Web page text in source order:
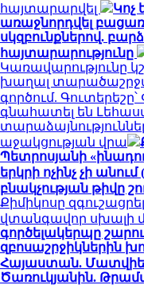
հայտարարվել
Կոչ
առաջնորդվել
սկզբունքներով.
հայտարարությունը
Կառավարությունը
խաղալ
գործում.
գնահատել են
աջակցության վրա
Պետրոսյանի
երկրի ոչինչ չի
բնակչության թիվը
Քիմիկոսը
վտանգավոր սխալի
գործելակերպը
զբոսաշրջիկներին
Հայաստան.
Ծառուկյանին.